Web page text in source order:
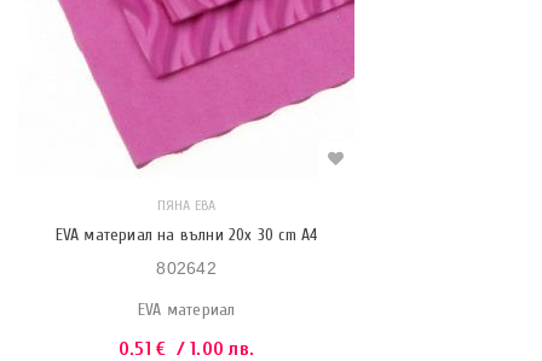
ПЯНА ЕВА
EVA материал на вълни 20x 30 cm A4
802642
EVA материал
0.51€ / 1.00 лв.